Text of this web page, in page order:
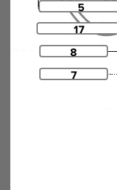
5
7
8
17